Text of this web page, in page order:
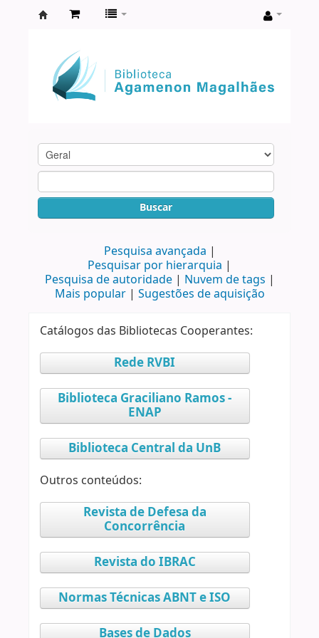
Agamenon
Magalhães
Buscar
Pesquisa avançada
Pesquisar por hierarquia
Pesquisa de autoridade
Nuvem de tags
Mais popular
Sugestões de aquisição
Catálogos das Bibliotecas Cooperantes:
Rede RVBI
Biblioteca Graciliano Ramos -
ENAP
Biblioteca Central da UnB
Outros conteúdos:
Revista de Defesa da
Concorrência
Revista do IBRAC
Normas Técnicas ABNT e ISO
Bases de Dados